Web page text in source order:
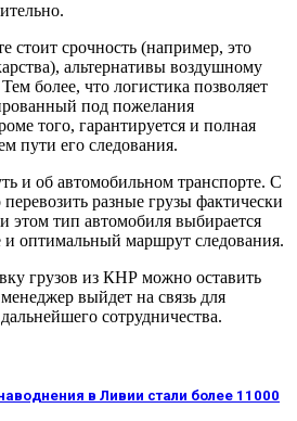
стоит срочность (например, это
альтернативы воздушному
более, что логистика позволяет
под пожелания
того, гарантируется и полная
пути его следования.
и об автомобильном транспорте. С
разные грузы фактически
этом тип автомобиля выбирается
и оптимальный маршрут следования.
грузов из КНР можно оставить
выйдет на связь для
сотрудничества.
в Ливии стали более 11000